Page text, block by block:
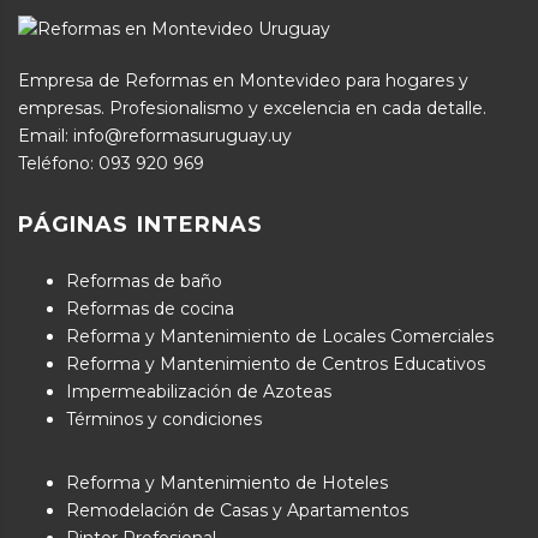
Empresa de Reformas en Montevideo para hogares y
empresas. Profesionalismo y excelencia en cada detalle.
Email: info@reformasuruguay.uy
Teléfono: 093 920 969
PÁGINAS INTERNAS
Reformas de baño
Reformas de cocina
Reforma y Mantenimiento de Locales Comerciales
Reforma y Mantenimiento de Centros Educativos
Impermeabilización de Azoteas
Términos y condiciones
Reforma y Mantenimiento de Hoteles
Remodelación de Casas y Apartamentos